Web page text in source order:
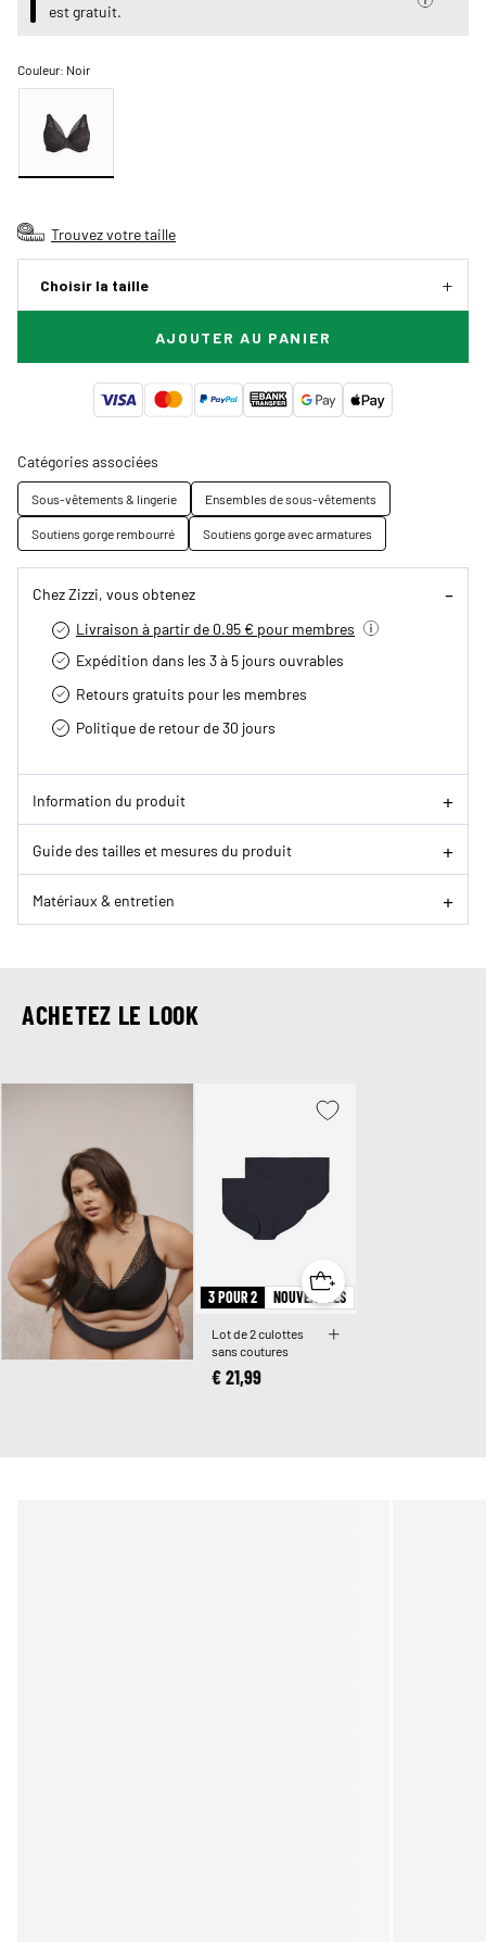
est gratuit.
Couleur: Noir
Trouvez votre taille
Choisir la taille
AJOUTER AU PANIER
Catégories associées
Sous-vêtements & lingerie
Ensembles de sous-vêtements
Soutiens gorge rembourré
Soutiens gorge avec armatures
Chez Zizzi, vous obtenez
Livraison à partir de 0.95 € pour membres
Expédition dans les 3 à 5 jours ouvrables
Retours gratuits pour les membres
Politique de retour de 30 jours
Information du produit
Guide des tailles et mesures du produit
Matériaux & entretien
ACHETEZ LE LOOK
3 POUR 2 NOUVEAUTÉS
Lot de 2 culottes
sans coutures
€ 21,99